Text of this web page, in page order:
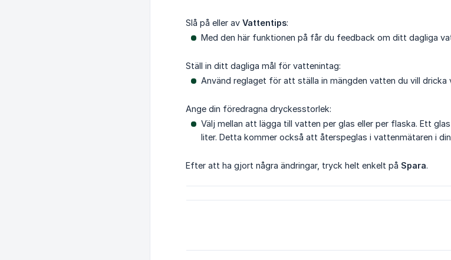
Slå på eller av Vattentips:
Med den här funktionen på får du feedback om ditt dagliga
Ställ in ditt dagliga mål för vattenintag:
Använd reglaget för att ställa in mängden vatten du vill
Ange din föredragna dryckesstorlek:
Välj mellan att lägga till vatten per glas eller per flaska. Ett
liter. Detta kommer också att återspeglas i vattenmätaren i
Efter att ha gjort några ändringar, tryck helt enkelt på Spara.